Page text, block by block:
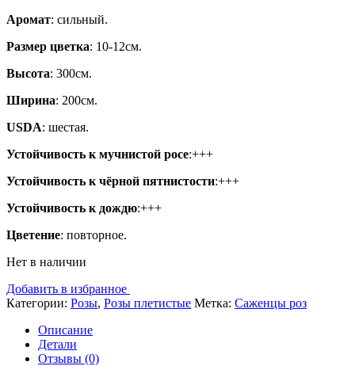
Аромат: сильный.
Размер цветка: 10-12см.
Высота: 300см.
Ширина: 200см.
USDA: шестая.
Устойчивость к мучнистой росе:+++
Устойчивость к чёрной пятнистости:+++
Устойчивость к дождю:+++
Цветение: повторное.
Нет в наличии
Добавить в избранное
Категории: Розы, Розы плетистые Метка: Саженцы роз
Описание
Детали
Отзывы (0)